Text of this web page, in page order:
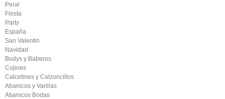
Peral
Fiesta
Party
España
San Valentin
Navidad
Bodys y Baberos
Cojines
Calcetines y Calzoncillos
Abanicos y Varillas
Abanicos Bodas